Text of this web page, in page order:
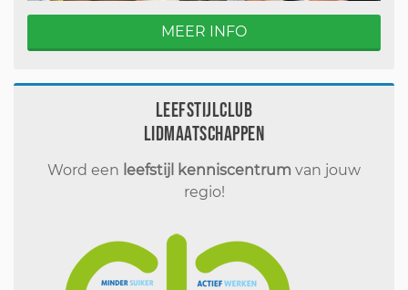
MEER INFO
Leefstijlclub
Lidmaatschappen
Word een leefstijl kenniscentrum van jouw
regio!